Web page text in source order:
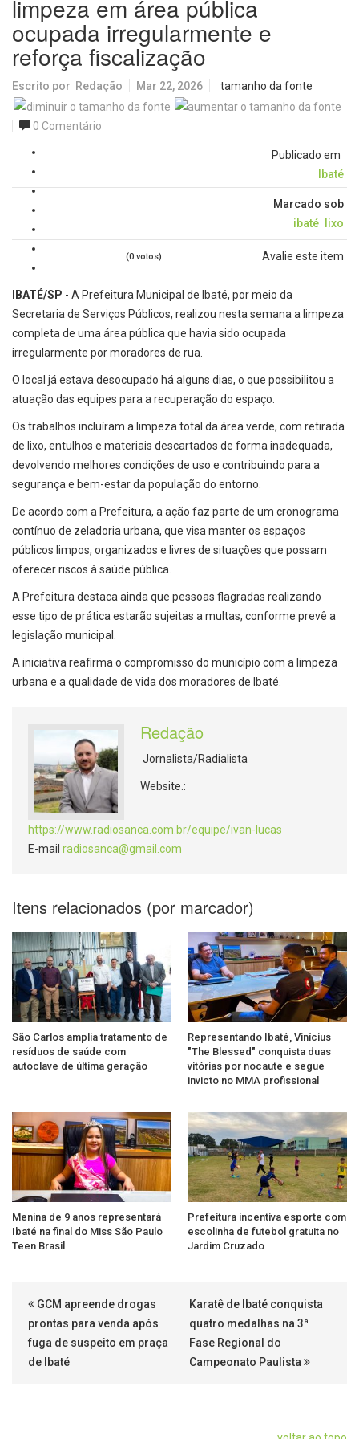
limpeza em área pública
ocupada irregularmente e
reforça fiscalização
Escrito por Redação Mar 22, 2026 tamanho da fonte
0 Comentário
Publicado em
Ibaté
Marcado sob
ibaté
lixo
Avalie este item
(0 votos)
IBATÉ/SP - A Prefeitura Municipal de Ibaté, por meio da
Secretaria de Serviços Públicos, realizou nesta semana a limpeza
completa de uma área pública que havia sido ocupada
irregularmente por moradores de rua.
O local já estava desocupado há alguns dias, o que possibilitou a
atuação das equipes para a recuperação do espaço.
Os trabalhos incluíram a limpeza total da área verde, com retirada
de lixo, entulhos e materiais descartados de forma inadequada,
devolvendo melhores condições de uso e contribuindo para a
segurança e bem-estar da população do entorno.
De acordo com a Prefeitura, a ação faz parte de um cronograma
contínuo de zeladoria urbana, que visa manter os espaços
públicos limpos, organizados e livres de situações que possam
oferecer riscos à saúde pública.
A Prefeitura destaca ainda que pessoas flagradas realizando
esse tipo de prática estarão sujeitas a multas, conforme prevê a
legislação municipal.
A iniciativa reafirma o compromisso do município com a limpeza
urbana e a qualidade de vida dos moradores de Ibaté.
Redação
Jornalista/Radialista
Website.:
https://www.radiosanca.com.br/equipe/ivan-lucas
E-mail radiosanca@gmail.com
Itens relacionados (por marcador)
São Carlos amplia tratamento de
resíduos de saúde com
autoclave de última geração
Representando Ibaté, Vinícius
"The Blessed" conquista duas
vitórias por nocaute e segue
invicto no MMA profissional
Menina de 9 anos representará
Ibaté na final do Miss São Paulo
Teen Brasil
Prefeitura incentiva esporte com
escolinha de futebol gratuita no
Jardim Cruzado
GCM apreende drogas
prontas para venda após
fuga de suspeito em praça
de Ibaté
Karatê de Ibaté conquista
quatro medalhas na 3ª
Fase Regional do
Campeonato Paulista